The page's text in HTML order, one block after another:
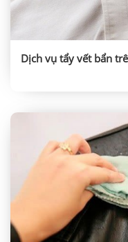
Dịch vụ tẩy vết bẩn